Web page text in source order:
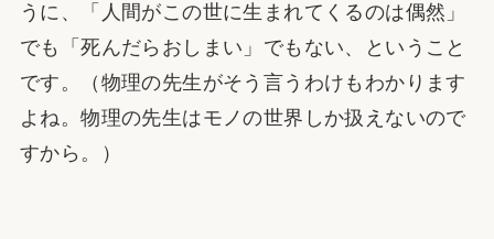
うに、「人間がこの世に生まれてくるのは偶然」
でも「死んだらおしまい」でもない、ということ
です。（物理の先生がそう言うわけもわかります
よね。物理の先生はモノの世界しか扱えないので
すから。）